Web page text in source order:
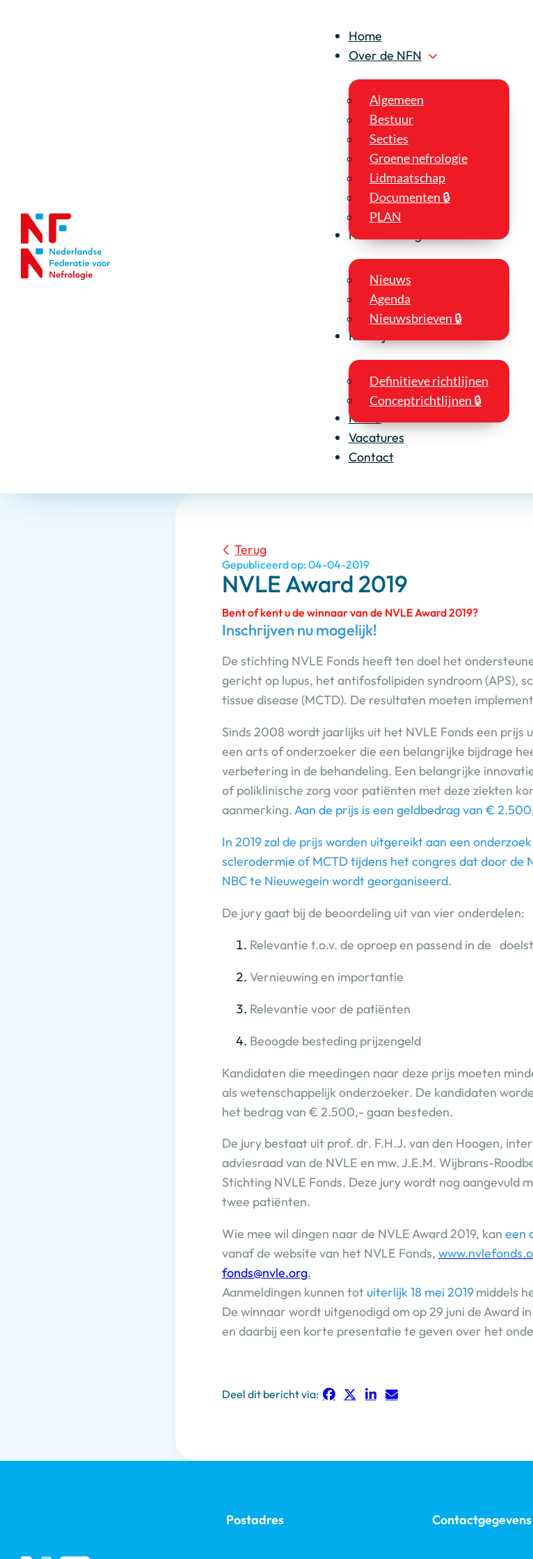
Home
Over de NFN
Algemeen
Bestuur
Secties
Groene nefrologie
Lidmaatschap
Documenten 🔒
PLAN
Nieuws en Agenda
Nieuws
Agenda
Nieuwsbrieven 🔒
Richtlijnen
Definitieve richtlijnen
Conceptrichtlijnen 🔒
NIO 🔒
Vacatures
Contact
Terug
Gepubliceerd op: 04-04-2019
NVLE Award 2019
Bent of kent u de winnaar van de NVLE Award 2019?
Inschrijven nu mogelijk!
De stichting NVLE Fonds heeft ten doel het
gericht op lupus, het antifosfolipiden syndroom (APS),
tissue disease (MCTD). De resultaten moeten
Sinds 2008 wordt jaarlijks uit het NVLE Fonds een prijs
een arts of onderzoeker die een belangrijke bijdrage
verbetering in de behandeling. Een belangrijke
of poliklinische zorg voor patiënten met deze ziekten
aanmerking.Aan de prijs is een geldbedrag van €
In 2019 zal de prijs worden uitgereikt aan een
sclerodermie of MCTD tijdens het congres dat door de
NBC te Nieuwegein wordt georganiseerd.
De jury gaat bij de beoordeling uit van vier onderdelen:
Relevantie t.o.v. de oproep en passend in de
Vernieuwing en importantie
Relevantie voor de patiënten
Beoogde besteding prijzengeld
Kandidaten die meedingen naar deze prijs moeten
als wetenschappelijk onderzoeker. De kandidaten
het bedrag van € 2.500,- gaan besteden.
De jury bestaat uit prof. dr. F.H.J. van den Hoogen,
adviesraad van de NVLE en mw. J.E.M. Wijbrans-
Stichting NVLE Fonds. Deze jury wordt nog aangevuld
twee patiënten.
Wie mee wil dingen naar de NVLE Award 2019, kan een
vanaf de website van het NVLE Fonds,
fonds@nvle.org.
Aanmeldingen kunnen totuiterlijk 18 mei 2019middels
De winnaar wordt uitgenodigd om op 29 juni de Award
en daarbij een korte presentatie te geven over het
Deel dit bericht via:
Postadres Contactgegevens